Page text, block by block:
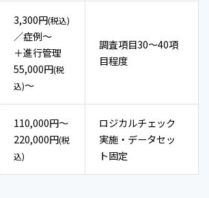
3,300円(税込)
／症例〜
＋進行管理
55,000円(税
込)〜
調査項目30～40項
目程度
110,000円〜
220,000円(税
込)
ロジカルチェック
実施・データセッ
ト固定